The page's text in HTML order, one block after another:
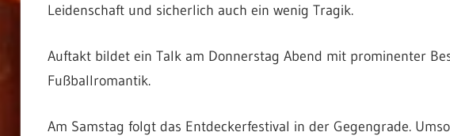
Leidenschaft und sicherlich auch ein wenig Tragik.
Auftakt bildet ein Talk am Donnerstag Abend mit prominenter
Fußballromantik.
Am Samstag folgt das Entdeckerfestival in der Gegengrade.